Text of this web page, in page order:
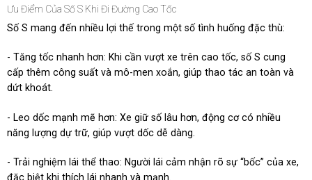
Ưu Điểm Của Số S Khi Đi Đường Cao Tốc
Số S mang đến nhiều lợi thế trong một số tình huống đặc thù:
- Tăng tốc nhanh hơn: Khi cần vượt xe trên cao tốc, số S cung
cấp thêm công suất và mô-men xoắn, giúp thao tác an toàn và
dứt khoát.
- Leo dốc mạnh mẽ hơn: Xe giữ số lâu hơn, động cơ có nhiều
năng lượng dự trữ, giúp vượt dốc dễ dàng.
- Trải nghiệm lái thể thao: Người lái cảm nhận rõ sự “bốc” của xe,
đặc biệt khi thích lái nhanh và mạnh.